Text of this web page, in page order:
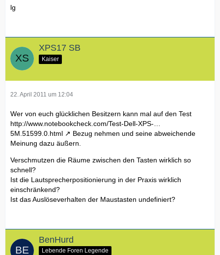
lg
XPS17 SB
Kaiser
22. April 2011 um 12:04
Wer von euch glücklichen Besitzern kann mal auf den Test
http://www.notebookcheck.com/Test-Dell-XPS-…
5M.51599.0.html
Bezug nehmen und seine abweichende
Meinung dazu äußern.
Verschmutzen die Räume zwischen den Tasten wirklich so
schnell?
Ist die Lautsprecherpositionierung in der Praxis wirklich
einschränkend?
Ist das Auslöseverhalten der Maustasten undefiniert?
BenHurd
Lebende Foren Legende